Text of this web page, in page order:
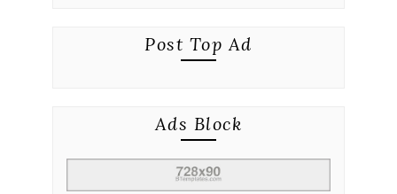
Post Top Ad
Ads Block